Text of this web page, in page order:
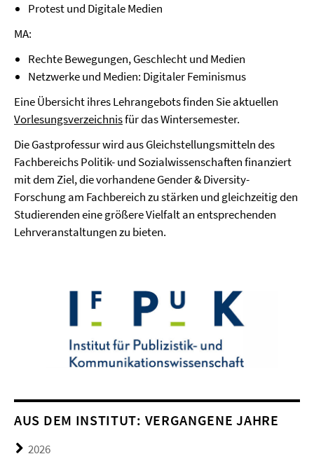
Protest und Digitale Medien
MA:
Rechte Bewegungen, Geschlecht und Medien
Netzwerke und Medien: Digitaler Feminismus
Eine Übersicht ihres Lehrangebots finden Sie aktuellen
Vorlesungsverzeichnisfür das Wintersemester.
Die Gastprofessur wird aus Gleichstellungsmitteln des
Fachbereichs Politik- und Sozialwissenschaften finanziert
mit dem Ziel, die vorhandene Gender & Diversity-
Forschung am Fachbereich zu stärken und gleichzeitig den
Studierenden eine größere Vielfalt an entsprechenden
Lehrveranstaltungen zu bieten.
AUS DEM INSTITUT: VERGANGENE JAHRE
2026